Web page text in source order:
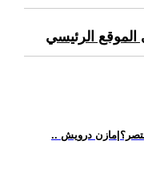
الرئيسي